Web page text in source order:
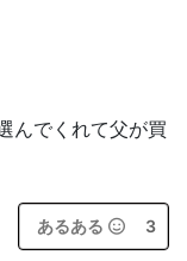
んでくれて父が買
あるある 3